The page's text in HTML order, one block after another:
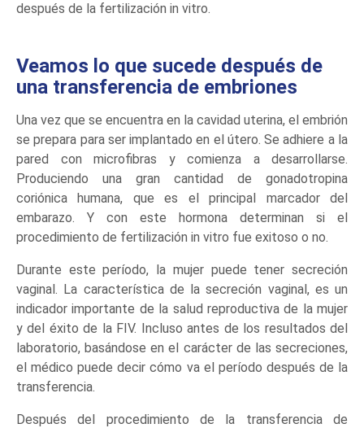
después de la fertilización in vitro.
Veamos lo que sucede después de
una transferencia de embriones
Una vez que se encuentra en la cavidad uterina, el embrión
se prepara para ser implantado en el útero. Se adhiere a la
pared con microfibras y comienza a desarrollarse.
Produciendo una gran cantidad de gonadotropina
coriónica humana, que es el principal marcador del
embarazo. Y con este hormona determinan si el
procedimiento de fertilización in vitro fue exitoso o no.
Durante este período, la mujer puede tener secreción
vaginal. La característica de la secreción vaginal, es un
indicador importante de la salud reproductiva de la mujer
y del éxito de la FIV. Incluso antes de los resultados del
laboratorio, basándose en el carácter de las secreciones,
el médico puede decir cómo va el período después de la
transferencia.
Después del procedimiento de la transferencia de